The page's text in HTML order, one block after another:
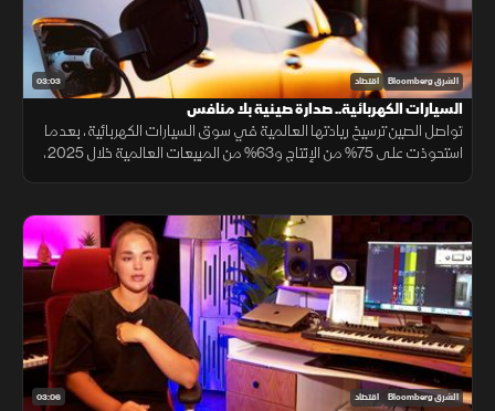
03:03 الشرق Bloomberg اقتصاد
السيارات الكهربائية.. صدارة صينية بلا منافس
تواصل الصين ترسيخ ريادتها العالمية في سوق السيارات الكهربائية، بعدما
استحوذت على 75% من الإنتاج و63% من المبيعات العالمية خلال 2025،
03:06 الشرق Bloomberg اقتصاد